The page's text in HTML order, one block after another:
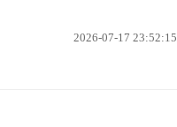
2026-07-17 23:52:15